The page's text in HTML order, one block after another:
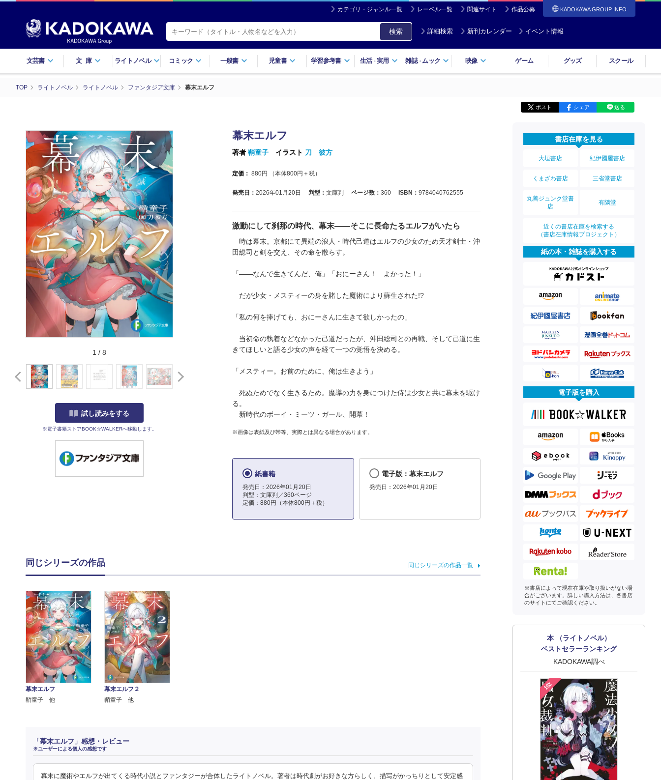
カテゴリ・ジャンル一覧 レーベル一覧 関連サイト 作品公募 KADOKAWA GROUP INFO
検索 詳細検索 新刊カレンダー イベント情報
文芸書 文庫 ライトノベル コミック 一般書 児童書 学習参考書 生活・実用 雑誌・ ムック 映像 ゲーム グッズ スクール
TOP ライトノベル ライトノベル ファンタジア文庫 幕末エルフ
ポスト シェア 送る
1 / 8
試し読みをする
※電子書籍ストアBOOK☆WALKERへ移動します。
幕末エルフ
著者 鞘童子 イラスト 刀 彼方
定価： 880円 （本体800円＋税）
発売日： 2026年01月20日 判型： 文庫判 ページ数： 360 ISBN： 9784040762555
激動にして刹那の時代、幕末――そこに長命たるエルフがいたら
時は幕末。京都にて異端の浪人・時代己道はエルフの少女のため天才剣士・沖
田総司と剣を交え、その命を散らす。
「――なんで生きてんだ、俺」「おにーさん！ よかった！」
だが少女・メスティーの身を賭した魔術により蘇生された!?
「私の何を捧げても、おにーさんに生きて欲しかったの」
当初命の執着などなかった己道だったが、沖田総司との再戦、そして己道に生
きてほしいと語る少女の声を経て一つの覚悟を決める。
「メスティー。お前のために、俺は生きよう」
死ぬためでなく生きるため。魔導の力を身につけた侍は少女と共に幕末を駆け
る。
新時代のボーイ・ミーツ・ガール、開幕！
※画像は表紙及び帯等、実際とは異なる場合があります。
紙書籍
発売日：2026年01月20日
判型：文庫判／360ページ
定価：880円（本体800円＋税）
電子版：幕末エルフ
発売日：2026年01月20日
同じシリーズの作品 同じシリーズの作品一覧
幕末エルフ
鞘童子 他
幕末エルフ２
鞘童子 他
「幕末エルフ」感想・レビュー
※ユーザーによる個人の感想です
幕末に魔術やエルフが出てくる時代小説とファンタジーが合体したライトノベル。著者は時代劇がお好きな方らしく、描写がかっちりとして安定感
書店在庫を見る
大垣書店 紀伊國屋書店
くまざわ書店 三省堂書店
丸善ジュンク堂書
店
有隣堂
近くの書店在庫を検索する
（書店在庫情報プロジェクト）
紙の本・雑誌を購入する
電子版を購入
※書店によって現在在庫や取り扱いがない場
合がございます。詳しい購入方法は、各書店
のサイトにてご確認ください。
本 （ライトノベル）
ベストセラーランキング
KADOKAWA調べ
1位